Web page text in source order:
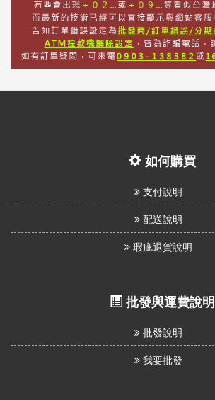
如何購買
支付說明
配送說明
瑕疵退貨說明
批發與運費說明
批發說明
我要批發